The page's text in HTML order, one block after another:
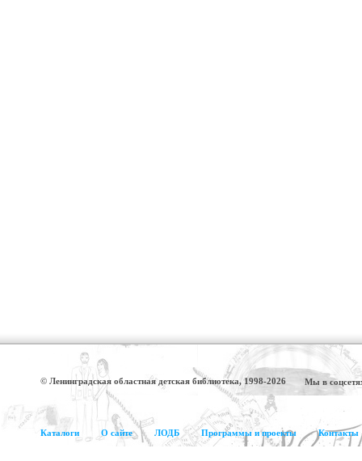
© Ленинградская областная детская библиотека, 1998-2026 Мы в
Каталоги О сайте ЛОДБ Программы и проекты Контакты